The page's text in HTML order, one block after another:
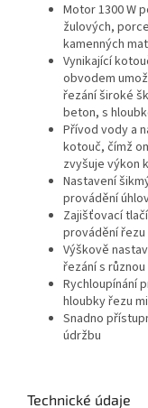
Motor 1300 W
žulových,
kamenných
Vynikající
obvodem
řezání široké
beton, s
Přívod vody a
kotouč, čímž
zvyšuje výkon
Nastavení
provádění
Zajišťovací
provádění řezu
Výškově
řezání s
Rychloupínání
hloubky řezu
Snadno
údržbu
Technické údaje